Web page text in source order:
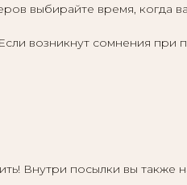
выбирайте время, когда
возникнут сомнения
Внутри посылки вы также